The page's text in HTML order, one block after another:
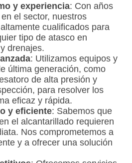
y experiencia: Con años
el sector, nuestros
cualificados para
tipo de atasco en
drenajes.
: Utilizamos equipos y
última generación, como
de alta presión y
para resolver los
eficaz y rápida.
y eficiente: Sabemos que
el alcantarillado requieren
Nos comprometemos a
y a ofrecer una solución